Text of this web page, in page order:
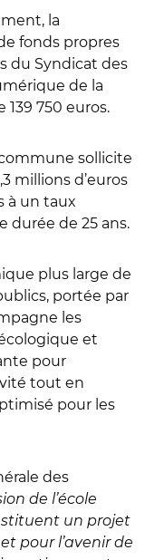
la
fonds propres
du Syndicat des
de la
139 750 euros.
sollicite
millions d’euros
à un taux
durée de 25 ans.
plus large de
portée par
les
et
pour
tout en
pour les
des
de l’école
un projet
pour l’avenir de